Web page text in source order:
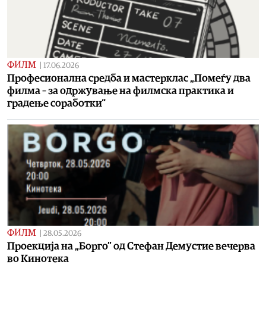
ФИЛМ | 17.06.2026
Професионална средба и мастерклас „Помеѓу два
филма – за одржување на филмска практика и
градење соработки“
ФИЛМ | 28.05.2026
Проекција на „Борго” од Стефан Демустие вечерва
во Кинотека